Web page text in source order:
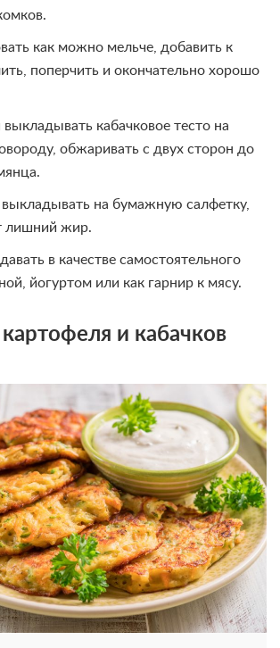
как можно мельче, добавить к
поперчить и окончательно хорошо
кабачковое тесто на
обжаривать с двух сторон до
выкладывать на бумажную салфетку,
лишний жир.
в качестве самостоятельного
йогуртом или как гарнир к мясу.
и кабачков